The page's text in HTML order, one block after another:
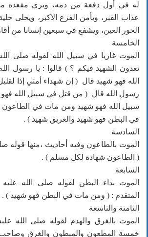
له في أول دفعة من دمه، ويرى مقعده
عذاب القبر، ويأمن الفزع الأكبر، ويحلى
الحور العين، ويشفع في سبعين إنسانا من
الخامسة
الموت غازيا في سبيل الله لقوله صلى
تعدون الشهيد فيكم ؟ ) قالوا : يا رسول
الله فهو شهيد قال ( إن شهداء أمتي إذا
رسول الله قال ( من قتل في سبيل الله
سبيل الله فهو شهيد ومن مات في
في البطن فهو شهيد والغريق شهيد ) .
السادسة
الموت بالطاعون وفيه أحاديث ،منها قوله
( الطاعون شهادة لكل مسلم ) .
السابعة
الموت بداء البطن لقوله صلى الله
المتقدم : ( ومن مات في البطن فهو شهيد ) .
الثامنة والتاسعة
الموت بالغرق والهدم لقوله صلى الله
خمسة المطعون والمبطون والغرق وصاحب